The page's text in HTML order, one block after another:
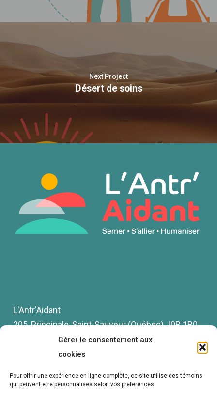
Gérer le consentement aux
cookies
Pour offrir une expérience en ligne complète, ce site utilise des témoins
qui peuvent être personnalisés selon vos préférences.
Next Project
Désert de soins
L'Antr'Aidant
205, Principale, Saint-Sauveur (Québec) J0R 1R0
Téléphone :579 888-0211, poste 0